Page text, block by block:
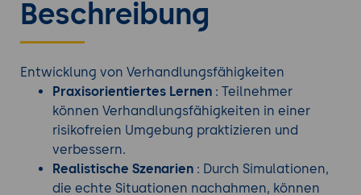
Beschreibung
Entwicklung von Verhandlungsfähigkeiten
Praxisorientiertes Lernen: Teilnehmer
können Verhandlungsfähigkeiten in einer
risikofreien Umgebung praktizieren und
verbessern.
Realistische Szenarien: Durch Simulationen,
die echte Situationen nachahmen, können